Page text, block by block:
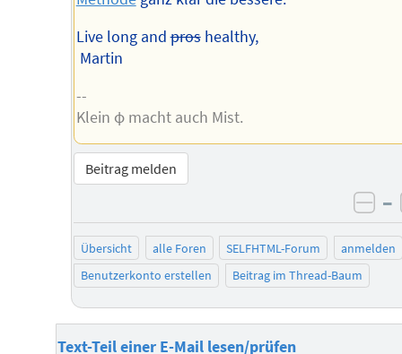
Live long andproshealthy,
Martin
--
Klein φ macht auch Mist.
Beitrag melden
–
Übersicht alle Foren SELFHTML-Forum
anmelden
Benutzerkonto erstellen
Beitrag im Thread-Baum
Text-Teil einer E-Mail lesen/prüfen